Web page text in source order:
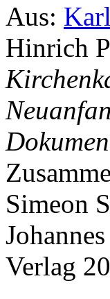
Aus:
Hinrich
Simeon
Verlag